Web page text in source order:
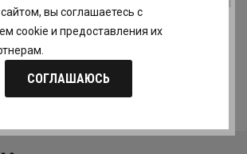
вы соглашаетесь с
cookie и предоставления их
СОГЛАШАЮСЬ
БЛИЖАЙШИЕ КУРСЫ